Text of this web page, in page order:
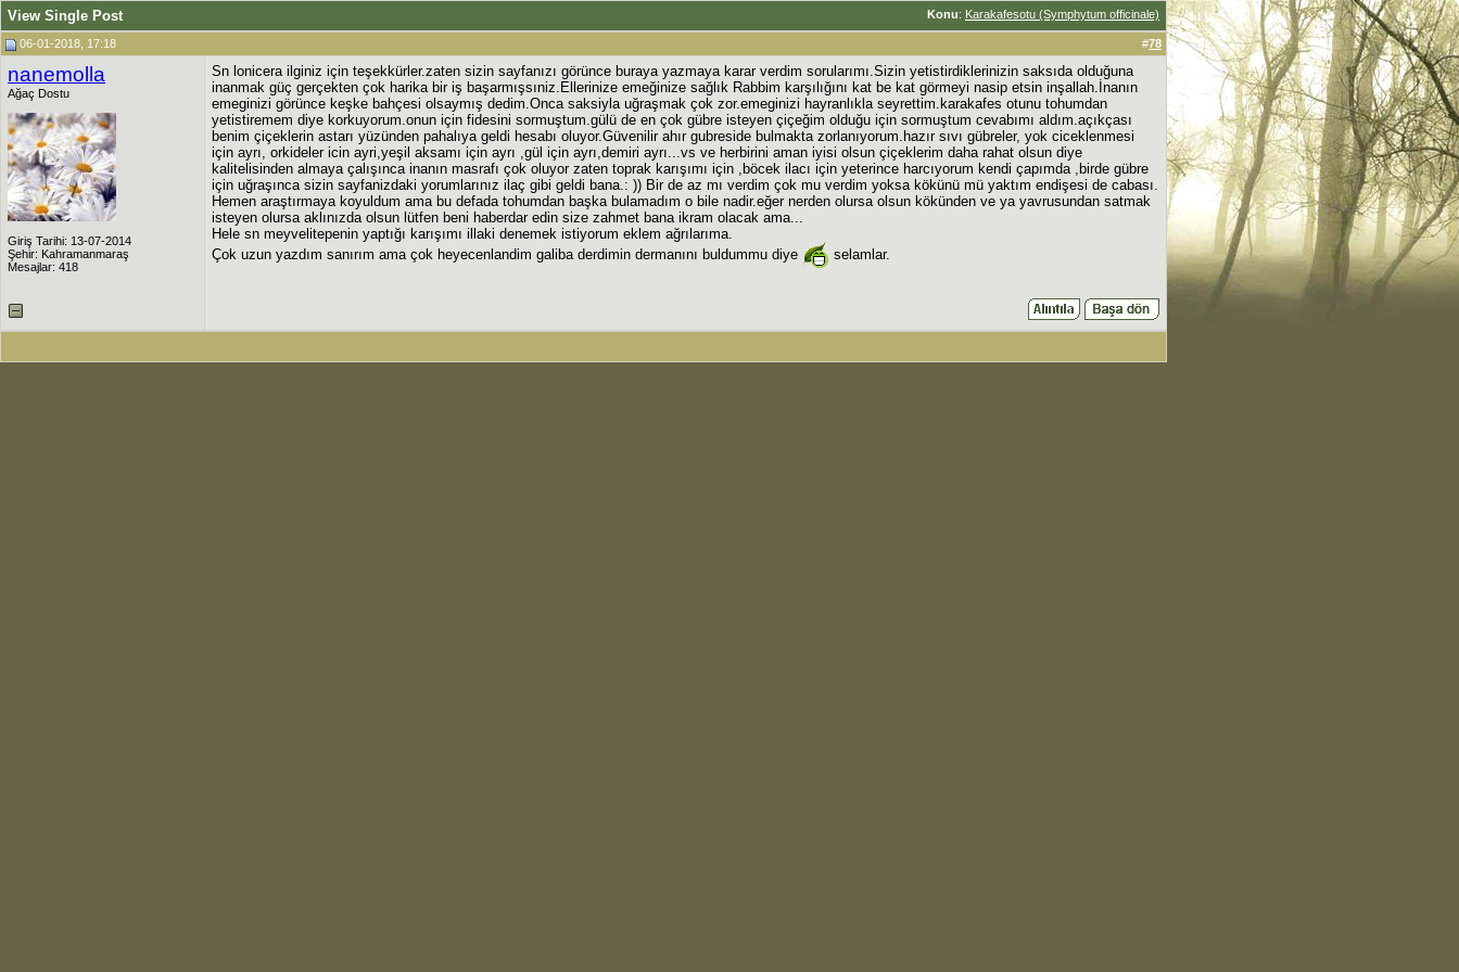
Konu: Karakafesotu (Symphytum officinale)
View Single Post
06-01-2018, 17:18 #78
nanemolla
Ağaç Dostu
Giriş Tarihi: 13-07-2014
Şehir: Kahramanmaraş
Mesajlar: 418
Sn lonicera ilginiz için teşekkürler.zaten sizin sayfanızı görünce buraya yazmaya karar verdim sorularımı.Sizin yetistirdiklerinizin saksıda olduğuna
inanmak güç gerçekten çok harika bir iş başarmışsıniz.Ellerinize emeğinize sağlık Rabbim karşılığını kat be kat görmeyi nasip etsin inşallah.İnanın
emeginizi görünce keşke bahçesi olsaymış dedim.Onca saksiyla uğraşmak çok zor.emeginizi hayranlıkla seyrettim.karakafes otunu tohumdan
yetistiremem diye korkuyorum.onun için fidesini sormuştum.gülü de en çok gübre isteyen çiçeğim olduğu için sormuştum cevabımı aldım.açıkçası
benim çiçeklerin astarı yüzünden pahalıya geldi hesabı oluyor.Güvenilir ahır gubreside bulmakta zorlanıyorum.hazır sıvı gübreler, yok ciceklenmesi
için ayrı, orkideler icin ayri,yeşil aksamı için ayrı ,gül için ayrı,demiri ayrı...vs ve herbirini aman iyisi olsun çiçeklerim daha rahat olsun diye
kalitelisinden almaya çalışınca inanın masrafı çok oluyor zaten toprak karışımı için ,böcek ilacı için yeterince harcıyorum kendi çapımda ,birde gübre
için uğraşınca sizin sayfanizdaki yorumlarınız ilaç gibi geldi bana.: )) Bir de az mı verdim çok mu verdim yoksa kökünü mü yaktım endişesi de cabası.
Hemen araştırmaya koyuldum ama bu defada tohumdan başka bulamadım o bile nadir.eğer nerden olursa olsun kökünden ve ya yavrusundan satmak
isteyen olursa aklınızda olsun lütfen beni haberdar edin size zahmet bana ikram olacak ama...
Hele sn meyvelitepenin yaptığı karışımı illaki denemek istiyorum eklem ağrılarıma.
Çok uzun yazdım sanırım ama çok heyecenlandim galiba derdimin dermanını buldummu diye
selamlar.